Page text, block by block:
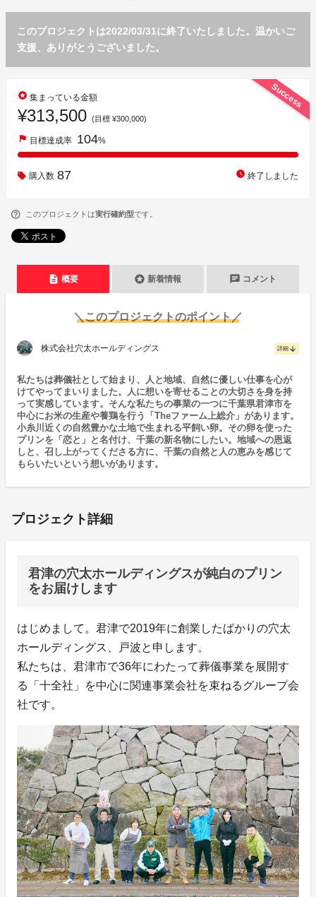
このプロジェクトは2022/03/31に終了いたしました。温かいご
支援、ありがとうございました。
Success
stars 集まっている金額
¥313,500 (目標 ¥300,000)
flag 目標達成率 104%
購入数 87 watch_later 終了しました
このプロジェクトは実行確約型です。
description 概要 stars 新着情報 chat コメント
＼このプロジェクトのポイント／
株式会社穴太ホールディングス 詳細 arrow_downward
私たちは葬儀社として始まり、人と地域、自然に優しい仕事を心が
けてやってまいりました。人に想いを寄せることの大切さを身を持
って実感しています。そんな私たちの事業の一つに千葉県君津市を
中心にお米の生産や養鶏を行う「Theファーム上総介」があります。
小糸川近くの自然豊かな土地で生まれる平飼い卵。その卵を使った
プリンを「恋と」と名付け、千葉の新名物にしたい。地域への恩返
しと、召し上がってくださる方に、千葉の自然と人の恵みを感じて
もらいたいという想いがあります。
プロジェクト詳細
君津の穴太ホールディングスが純白のプリン
をお届けします
はじめまして。君津で2019年に創業したばかりの穴太
ホールディングス、戸波と申します。
私たちは、君津市で36年にわたって葬儀事業を展開す
る「十全社」を中心に関連事業会社を束ねるグループ会
社です。